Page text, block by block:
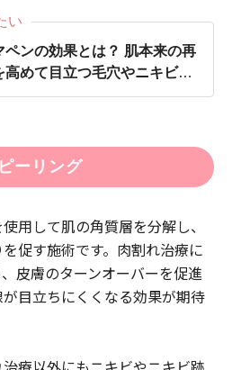
い
ペンの効果とは？ 肌本来の再
高めて目立つ毛穴やニキビ跡
ピーリング
用して肌の角質層を分解し、
促す施術です。肉割れ治療に
皮膚のターンオーバーを促進
目立ちにくくなる効果が期待